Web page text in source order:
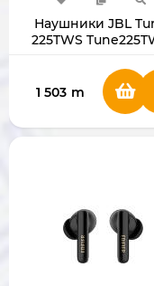
Наушники JBL
225TWS
1 503 m